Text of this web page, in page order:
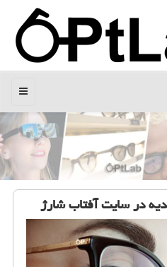
منو
در سایت آفتاب شارژ